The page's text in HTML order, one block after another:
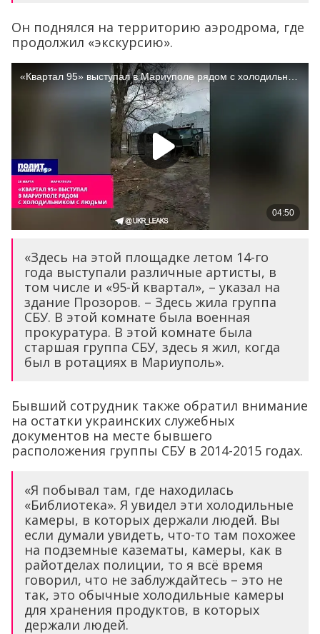
Он поднялся на территорию аэродрома, где
продолжил «экскурсию».
«Здесь на этой площадке летом 14-го
года выступали различные артисты, в
том числе и «95-й квартал», – указал на
здание Прозоров. – Здесь жила группа
СБУ. В этой комнате была военная
прокуратура. В этой комнате была
старшая группа СБУ, здесь я жил, когда
был в ротациях в Мариуполь».
Бывший сотрудник также обратил внимание
на остатки украинских служебных
документов на месте бывшего
расположения группы СБУ в 2014-2015 годах.
«Я побывал там, где находилась
«Библиотека». Я увидел эти холодильные
камеры, в которых держали людей. Вы
если думали увидеть, что-то там похожее
на подземные казематы, камеры, как в
райотделах полиции, то я всё время
говорил, что не заблуждайтесь – это не
так, это обычные холодильные камеры
для хранения продуктов, в которых
держали людей.